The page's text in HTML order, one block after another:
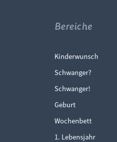
Bereiche
Navigation
Kinderwunsch
Schwanger?
Schwanger!
Geburt
Wochenbett
1. Lebensjahr